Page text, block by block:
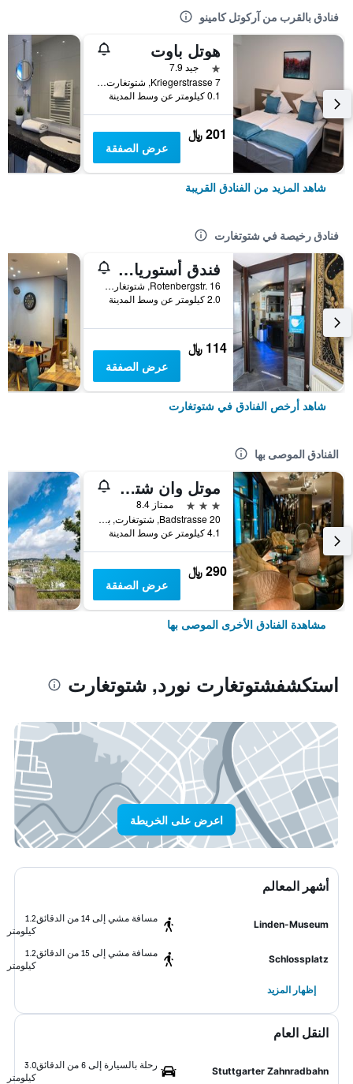
فنادق بالقرب من آركوتل كامينو
هوتل باوت
نجمة واحدة
جيد 7.9
Kriegerstrasse 7, شتوتغارت, بادن - فورتمبيرغ, ألمانيا
0.1 كيلومتر عن وسط المدينة
201 ﷼
عرض الصفقة
شاهد المزيد من الفنادق القريبة
فنادق رخيصة في شتوتغارت
فندق أستوريا ام اوراخبلاتس
Rotenbergstr. 16, شتوتغارت, بادن - فورتمبيرغ, ألمانيا
2.0 كيلومتر عن وسط المدينة
114 ﷼
عرض الصفقة
شاهد أرخص الفنادق في شتوتغارت
الفنادق الموصى بها
موتل وان شتوتغارت باد كانستات
3 نجوم
ممتاز 8.4
Badstrasse 20, شتوتغارت, بادن - فورتمبيرغ, ألمانيا
4.1 كيلومتر عن وسط المدينة
290 ﷼
عرض الصفقة
مشاهدة الفنادق الأخرى الموصى بها
استكشفشتوتغارت نورد, شتوتغارت
اعرض على الخريطة
أشهر المعالم
Linden-Museum
مسافة مشي إلى 14 من الدقائق
1.2
كيلومتر
Schlossplatz
مسافة مشي إلى 15 من الدقائق
1.2
كيلومتر
إظهار المزيد
النقل العام
Stuttgarter Zahnradbahn
رحلة بالسيارة إلى 6 من الدقائق
3.0
كيلومتر